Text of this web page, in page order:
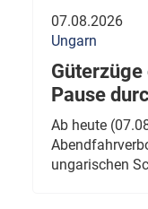
07.08.2026
Ungarn
Pause
Ab heute
ungarischen